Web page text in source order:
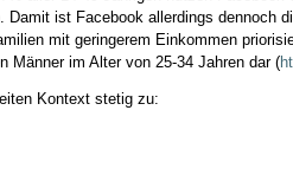
ist Facebook allerdings dennoch
mit geringerem Einkommen
Männer im Alter von 25-34 Jahren dar (
Kontext stetig zu: